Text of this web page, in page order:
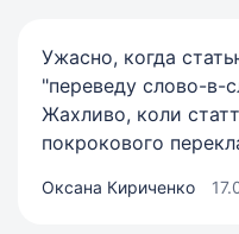
Ужасно, когда
"переведу слово-в-
Жахливо, коли
покрокового
Оксана Кириченко